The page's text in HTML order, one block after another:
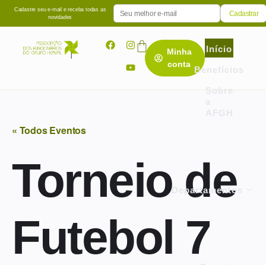
Cadastre seu e-mail e receba todas as
novidades
Início
Benefícios
Sobre
Departamentos
Minha
conta
« Todos Eventos
Torneio de
Futebol 7